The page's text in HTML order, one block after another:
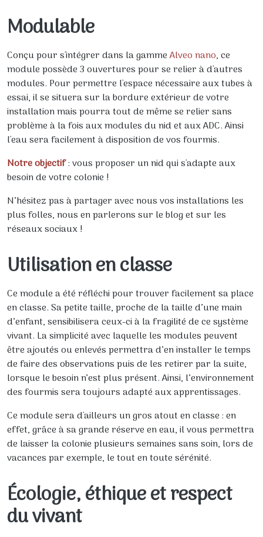
Modulable
Conçu pour s'intégrer dans la gammeAlveo nano, ce
module possède 3 ouvertures pour se relier à d'autres
modules. Pour permettre l'espace nécessaire aux tubes à
essai, il se situera sur la bordure extérieur de votre
installation mais pourra tout de même se relier sans
problème à la fois aux modules du nid et aux ADC. Ainsi
l'eau sera facilement à disposition de vos fourmis.
Notre objectif: vous proposer un nid qui s'adapte aux
besoin de votre colonie !
N’hésitez pas à partager avec nous vos installations les
plus folles, nous en parlerons sur le blog et sur les
réseaux sociaux !
Utilisation en classe
Ce module a été réfléchi pour trouver facilement sa place
en classe. Sa petite taille, proche de la taille d’une main
d’enfant, sensibilisera ceux-ci à la fragilité de ce système
vivant. La simplicité avec laquelle les modules peuvent
être ajoutés ou enlevés permettra d’en installer le temps
de faire des observations puis de les retirer par la suite,
lorsque le besoin n’est plus présent. Ainsi, l’environnement
des fourmis sera toujours adapté aux apprentissages.
Ce module sera d'ailleurs un gros atout en classe : en
effet, grâce à sa grande réserve en eau, il vous permettra
de laisser la colonie plusieurs semaines sans soin, lors de
vacances par exemple, le tout en toute sérénité.
Écologie, éthique et respect
du vivant